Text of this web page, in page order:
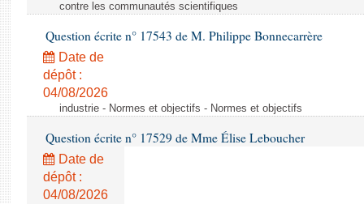
Baromètre de l’application des lois
Dossiers législatifs
Budget et sécurité sociale
Questions écrites et orales
Comptes rendus des débats
contre les communautés scientifiques
Question écrite n° 17543 de M. Philippe Bonnecarrère
Date de
dépôt :
04/08/2026
industrie - Normes et objectifs - Normes et objectifs
Question écrite n° 17529 de Mme Élise Leboucher
Date de
dépôt :
04/08/2026